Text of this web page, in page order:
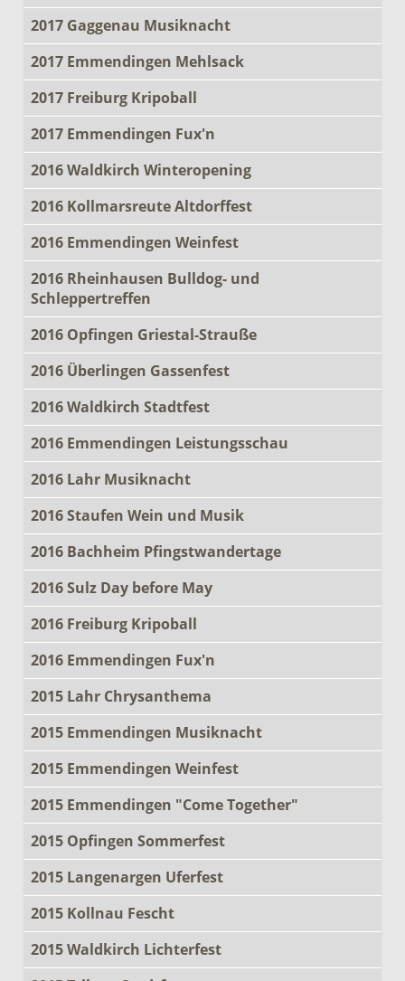
2017 Gaggenau Musiknacht
2017 Emmendingen Mehlsack
2017 Freiburg Kripoball
2017 Emmendingen Fux'n
2016 Waldkirch Winteropening
2016 Kollmarsreute Altdorffest
2016 Emmendingen Weinfest
2016 Rheinhausen Bulldog- und
Schleppertreffen
2016 Opfingen Griestal-Strauße
2016 Überlingen Gassenfest
2016 Waldkirch Stadtfest
2016 Emmendingen Leistungsschau
2016 Lahr Musiknacht
2016 Staufen Wein und Musik
2016 Bachheim Pfingstwandertage
2016 Sulz Day before May
2016 Freiburg Kripoball
2016 Emmendingen Fux'n
2015 Lahr Chrysanthema
2015 Emmendingen Musiknacht
2015 Emmendingen Weinfest
2015 Emmendingen "Come Together"
2015 Opfingen Sommerfest
2015 Langenargen Uferfest
2015 Kollnau Fescht
2015 Waldkirch Lichterfest